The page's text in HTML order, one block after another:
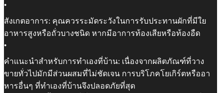
•
สังเกตอาการ: คุณควรระมัดระวังในการรับประทานผักที่มีใย
อาหารสูงหรือถั่วบางชนิด หากมีอาการท้องเสียหรือท้องอืด
•
คำแนะนำสำหรับการทำเองที่บ้าน: เนื่องจากผลิตภัณฑ์ที่วาง
ขายทั่วไปมักมีส่วนผสมที่ไม่ชัดเจน การบริโภคโยเกิร์ตหรืออา
หารอื่นๆ ที่ทำเองที่บ้านจึงปลอดภัยที่สุด